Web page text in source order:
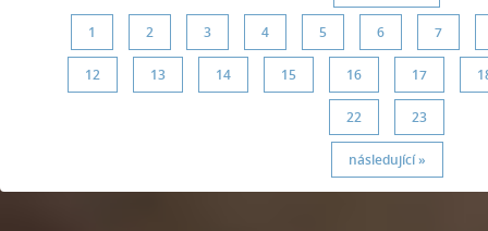
1 2 3 4 5 6 7
12 13 14 15 16 17
22 23
následující »